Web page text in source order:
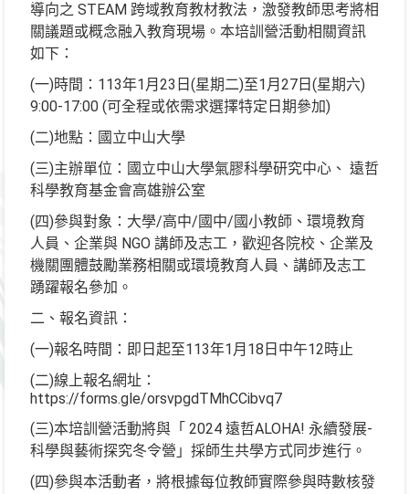
導向之 STEAM 跨域教育教材教法，激發教師思考將相
關議題或概念融入教育現場。本培訓營活動相關資訊
如下：
(一)時間：113年1月23日(星期二)至1月27日(星期六)
9:00-17:00 (可全程或依需求選擇特定日期參加)
(二)地點：國立中山大學
(三)主辦單位：國立中山大學氣膠科學研究中心、 遠哲
科學教育基金會高雄辦公室
(四)參與對象：大學/高中/國中/國小教師、環境教育
人員、企業與 NGO 講師及志工，歡迎各院校、企業及
機關團體鼓勵業務相關或環境教育人員、講師及志工
踴躍報名參加。
二、報名資訊：
(一)報名時間：即日起至113年1月18日中午12時止
(二)線上報名網址：
https://forms.gle/orsvpgdTMhCCibvq7
(三)本培訓營活動將與「 2024 遠哲ALOHA! 永續發展-
科學與藝術探究冬令營」採師生共學方式同步進行。
(四)參與本活動者，將根據每位教師實際參與時數核發